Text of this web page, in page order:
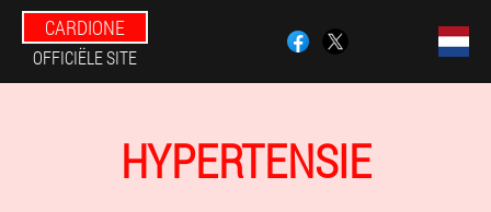
CARDIONE
OFFICIËLE SITE
HYPERTENSIE